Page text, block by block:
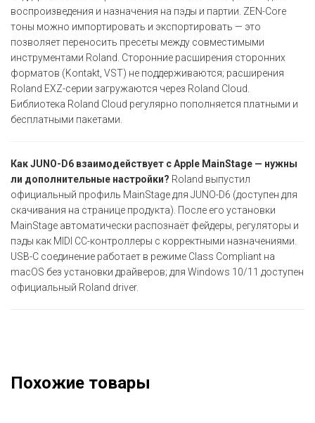
воспроизведения и назначения на пэды и партии. ZEN-Core
тоны можно импортировать и экспортировать — это
позволяет переносить пресеты между совместимыми
инструментами Roland. Сторонние расширения сторонних
форматов (Kontakt, VST) не поддерживаются; расширения
Roland EXZ-серии загружаются через Roland Cloud.
Библиотека Roland Cloud регулярно пополняется платными и
бесплатными пакетами.
Как JUNO-D6 взаимодействует с Apple MainStage — нужны
ли дополнительные настройки? Roland выпустил
официальный профиль MainStage для JUNO-D6 (доступен для
скачивания на странице продукта). После его установки
MainStage автоматически распознаёт фейдеры, регуляторы и
пэды как MIDI CC-контроллеры с корректными назначениями.
USB-C соединение работает в режиме Class Compliant на
macOS без установки драйверов; для Windows 10/11 доступен
официальный Roland driver.
Похожие товары